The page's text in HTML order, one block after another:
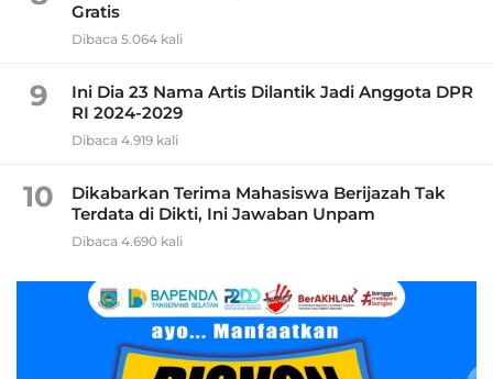
Gratis
Dibaca 5.064 kali
9
Ini Dia 23 Nama Artis Dilantik Jadi Anggota DPR
RI 2024-2029
Dibaca 4.919 kali
10
Dikabarkan Terima Mahasiswa Berijazah Tak
Terdata di Dikti, Ini Jawaban Unpam
Dibaca 4.690 kali